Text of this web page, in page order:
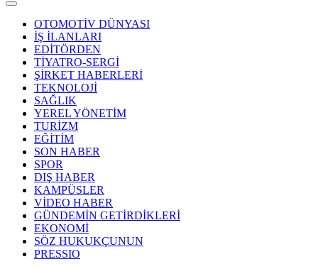
OTOMOTİV DÜNYASI
İŞ İLANLARI
EDİTÖRDEN
TİYATRO-SERGİ
ŞİRKET HABERLERİ
TEKNOLOJİ
SAĞLIK
YEREL YÖNETİM
TURİZM
EĞİTİM
SON HABER
SPOR
DIŞ HABER
KAMPÜSLER
VİDEO HABER
GÜNDEMİN GETİRDİKLERİ
EKONOMİ
SÖZ HUKUKÇUNUN
PRESSIO